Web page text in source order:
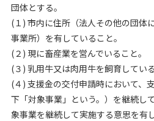
団体とする。
(１) 市内に住所（法人その他の団体
事業所）を有していること。
(２) 現に畜産業を営んでいること。
(３) 乳用牛又は肉用牛を飼育している
(４) 支援金の交付申請時において、
下「対象事業」という。）を継続し
象事業を継続して実施する意思を有